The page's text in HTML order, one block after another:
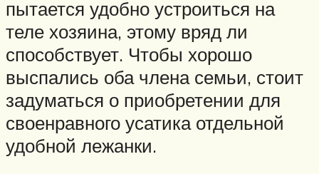
пытается удобно устроиться на
теле хозяина, этому вряд ли
способствует. Чтобы хорошо
выспались оба члена семьи, стоит
задуматься о приобретении для
своенравного усатика отдельной
удобной лежанки.